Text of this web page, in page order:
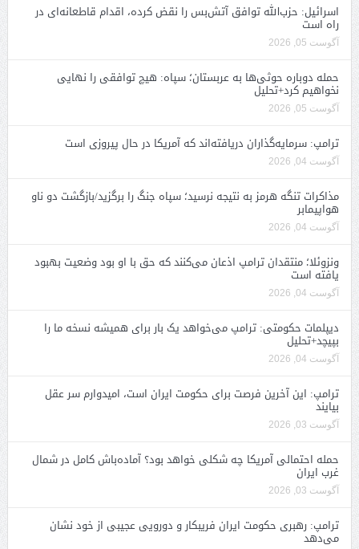
اسرائیل: حزب‌الله توافق آتش‌بس را نقض کرده، اقدام قاطعانه‌ای در
راه است
آگوست 05, 2026
حمله دوباره حوثی‌ها به عربستان؛ سپاه: هیچ توافقی را نهایی
نخواهیم کرد+تحلیل
آگوست 05, 2026
ترامپ: سرمایه‌گذاران دریافته‌اند که آمریکا در حال پیروزی است
آگوست 04, 2026
مذاکرات تنگه هرمز به نتیجه نرسید؛ سپاه جنگ را برگزید/بازگشت دو ناو
هواپیمابر
آگوست 04, 2026
ونزوئلا؛ منتقدان ترامپ اذعان می‌کنند که حق با او بود وضعیت بهبود
یافته است
آگوست 04, 2026
دیپلمات حکومتی: ترامپ می‌خواهد یک بار برای همیشه نسخه ما را
بپیچد+تحلیل
آگوست 04, 2026
ترامپ: این آخرین فرصت برای حکومت ایران است، امیدوارم سر عقل
بیایند
آگوست 03, 2026
حمله احتمالی آمریکا چه شکلی خواهد بود؟ آماده‌باش کامل در شمال
غرب ایران
آگوست 03, 2026
ترامپ: رهبری حکومت ایران فریبکار و دورویی عجیبی از خود نشان
می‌دهد